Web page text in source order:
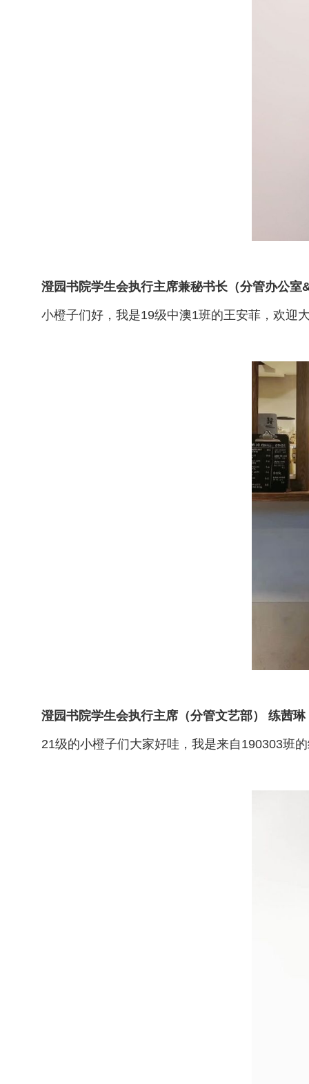
澄园书院学生会执行主席兼秘书长（分管办公室
小橙子们好，我是19级中澳1班的王安菲，欢迎
澄园书院学生会执行主席（分管文艺部） 练茜琳
21级的小橙子们大家好哇，我是来自190303班